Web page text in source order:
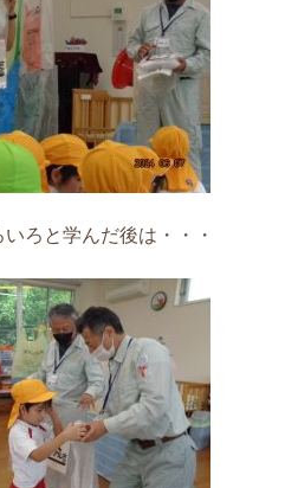
ろと学んだ後は・・・